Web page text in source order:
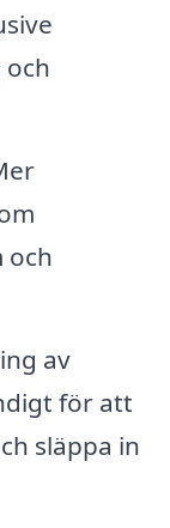
och
av
för att
släppa in